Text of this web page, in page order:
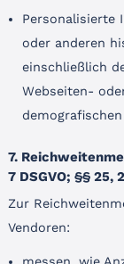
Personalisierte
oder anderen
einschließlich
Webseiten-
7.
7 DSGVO; §§ 25,
Zur
Vendoren: